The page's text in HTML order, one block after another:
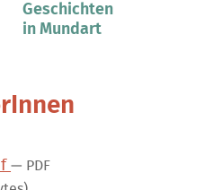
Geschichten
in Mundart
— PDF